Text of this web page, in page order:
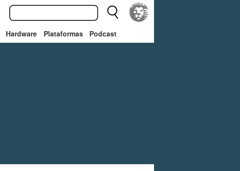
Hardware Plataformas Podcast